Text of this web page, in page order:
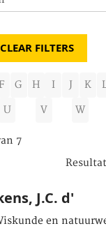
CLEAR FILTERS
F G H I J K
U V W
7
J.C. d'
en